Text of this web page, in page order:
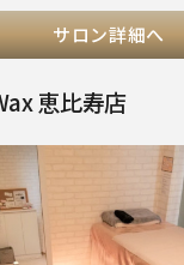
サロン詳細へ
恵比寿店